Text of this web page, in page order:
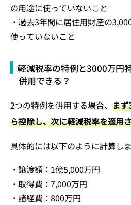
の用途に使っていないこと
・過去3年間に居住用財産の
使っていないこと
軽減税率の特例と3000万円
併用できる？
2つの特例を併用する場合、 まず
ら控除し、次に軽減税率を適用
具体的には以下のように計算しま
・譲渡額：1億5,000万円
・取得費：7,000万円
・諸経費：800万円